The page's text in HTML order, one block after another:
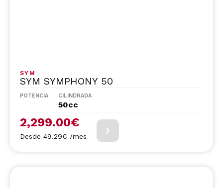
SYM
SYM SYMPHONY 50
POTENCIA CILINDRADA
50cc
2,299.00€
Desde 49.29€ /mes